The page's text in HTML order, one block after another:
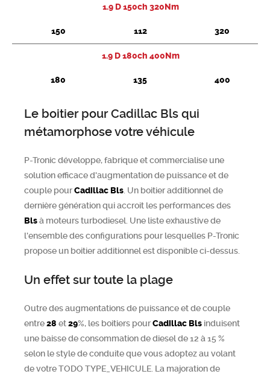
Chercher
1.9 D 150ch 320Nm
150 112 320
1.9 D 180ch 400Nm
180 135 400
Le boitier pour Cadillac Bls qui
métamorphose votre véhicule
P-Tronic développe, fabrique et commercialise une
solution efficace d'augmentation de puissance et de
couple pourCadillac Bls . Un boitier additionnel de
dernière génération qui accroit les performances des
Blsà moteurs turbodiesel. Une liste exhaustive de
l'ensemble des configurations pour lesquelles P-Tronic
propose un boitier additionnel est disponible ci-dessus.
Un effet sur toute la plage
Outre des augmentations de puissance et de couple
entre28 et29%, les boitiers pourCadillac Bls induisent
une baisse de consommation de diesel de 12 à 15 %
selon le style de conduite que vous adoptez au volant
de votre TODO TYPE_VEHICULE. La majoration de